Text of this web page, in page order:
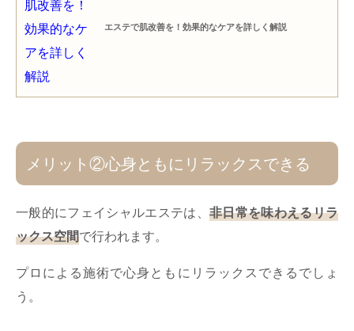
エステで肌改善を！効果的なケアを詳しく解説
メリット②心身ともにリラックスできる
一般的にフェイシャルエステは、 非日常を味わえるリラ
ックス空間で行われます。
プロによる施術で心身ともにリラックスできるでしょ
う。